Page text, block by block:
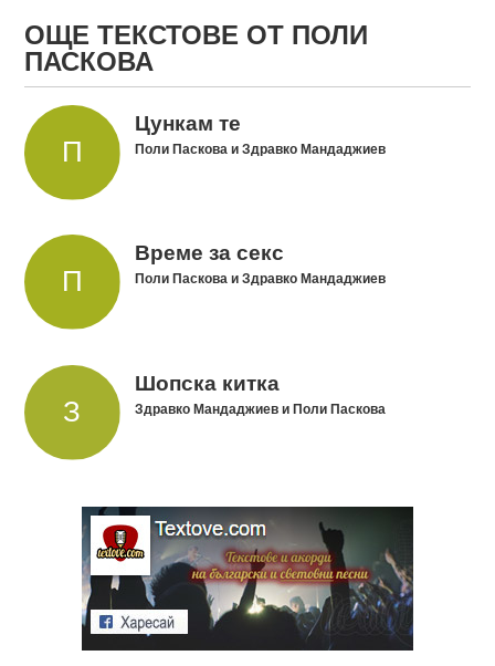
ОЩЕ ТЕКСТОВЕ ОТ ПОЛИ
ПАСКОВА
Цункам те
Поли Паскова и Здравко Мандаджиев
Време за секс
Поли Паскова и Здравко Мандаджиев
Шопска китка
Здравко Мандаджиев и Поли Паскова